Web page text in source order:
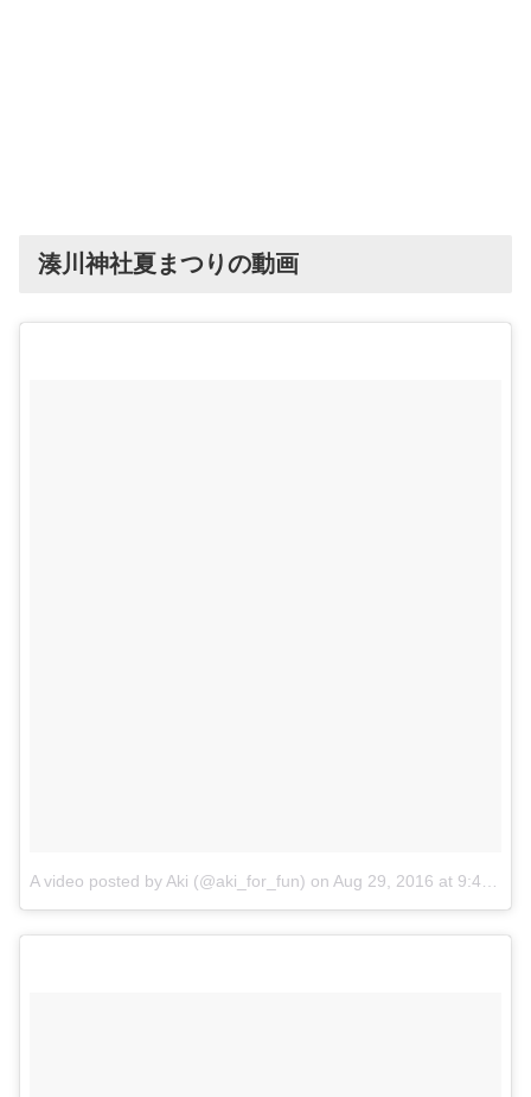
湊川神社夏まつりの動画
A video posted by Aki (@aki_for_fun) on Aug 29, 2016 at 9:44pm PDT